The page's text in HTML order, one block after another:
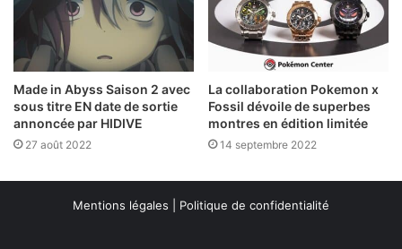
Made in Abyss Saison 2 avec
sous titre EN date de sortie
annoncée par HIDIVE
27 août 2022
La collaboration Pokemon x
Fossil dévoile de superbes
montres en édition limitée
14 septembre 2022
Mentions légales Politique de confidentialité